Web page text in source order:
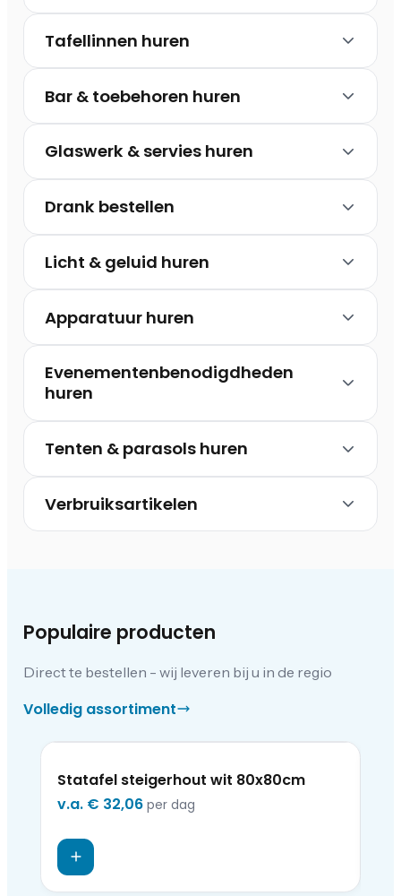
Tafellinnen huren
Bar & toebehoren huren
Glaswerk & servies huren
Drank bestellen
Licht & geluid huren
Apparatuur huren
Evenementenbenodigdheden
huren
Tenten & parasols huren
Verbruiksartikelen
Populaire producten
Direct te bestellen - wij leveren bij u in de regio
Volledig assortiment
Statafel steigerhout wit 80x80cm
v.a. € 32,06 per dag